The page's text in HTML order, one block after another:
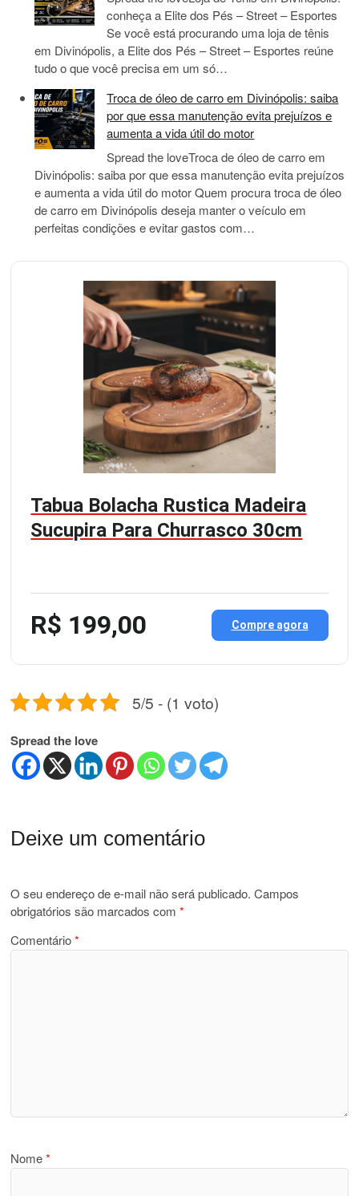
conheça a Elite dos Pés – Street – Esportes
Se você está procurando uma loja de tênis
em Divinópolis, a Elite dos Pés – Street – Esportes reúne
tudo o que você precisa em um só…
Troca de óleo de carro em Divinópolis: saiba
por que essa manutenção evita prejuízos e
aumenta a vida útil do motor
Spread the loveTroca de óleo de carro em
Divinópolis: saiba por que essa manutenção evita prejuízos
e aumenta a vida útil do motor Quem procura troca de óleo
de carro em Divinópolis deseja manter o veículo em
perfeitas condições e evitar gastos com…
Tabua Bolacha Rustica Madeira
Sucupira Para Churrasco 30cm
R$ 199,00 Compre agora
5/5 - (1 voto)
Spread the love
Deixe um comentário
O seu endereço de e-mail não será publicado. Campos
obrigatórios são marcados com*
Comentário*
Nome*